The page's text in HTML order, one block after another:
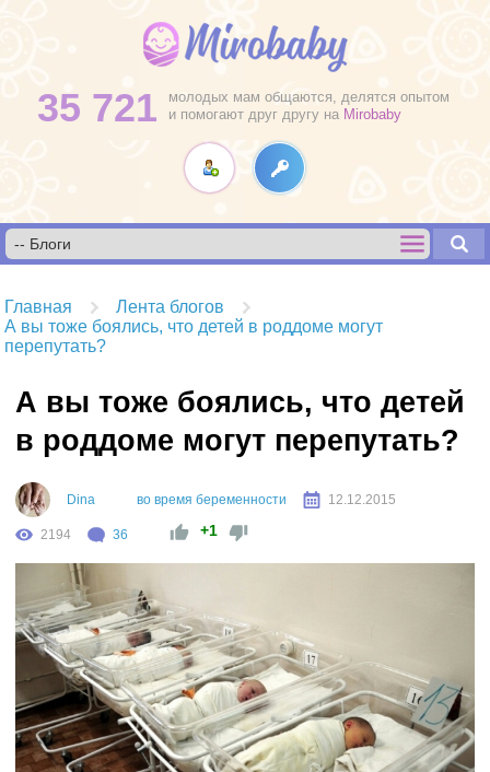
35 721
молодых мам общаются, делятся опытом
и помогают друг другу на Mirobaby
Главная
Лента блогов
А вы тоже боялись, что детей в роддоме могут
перепутать?
А вы тоже боялись, что детей
в роддоме могут перепутать?
Dina во время беременности 12.12.2015
2194 36 +1